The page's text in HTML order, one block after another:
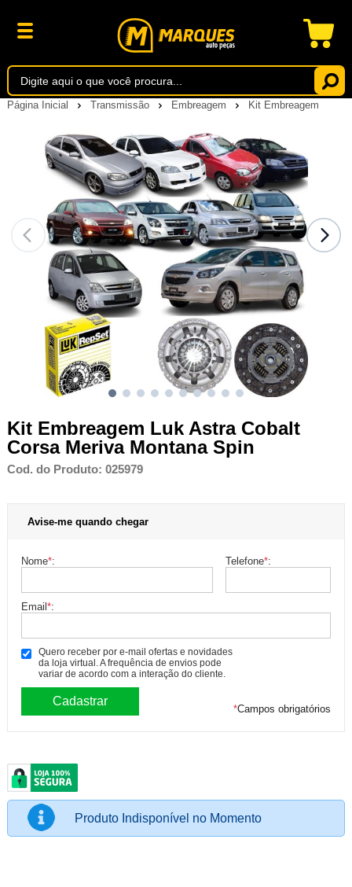
Página Inicial Transmissão Embreagem Kit Embreagem
Kit Embreagem Luk Astra Cobalt
Corsa Meriva Montana Spin
Cod. do Produto: 025979
Avise-me quando chegar
Nome*: Telefone*:
Email*:
Quero receber por e-mail ofertas e novidades
da loja virtual. A frequência de envios pode
variar de acordo com a interação do cliente.
*Campos obrigatórios
Produto Indisponível no Momento